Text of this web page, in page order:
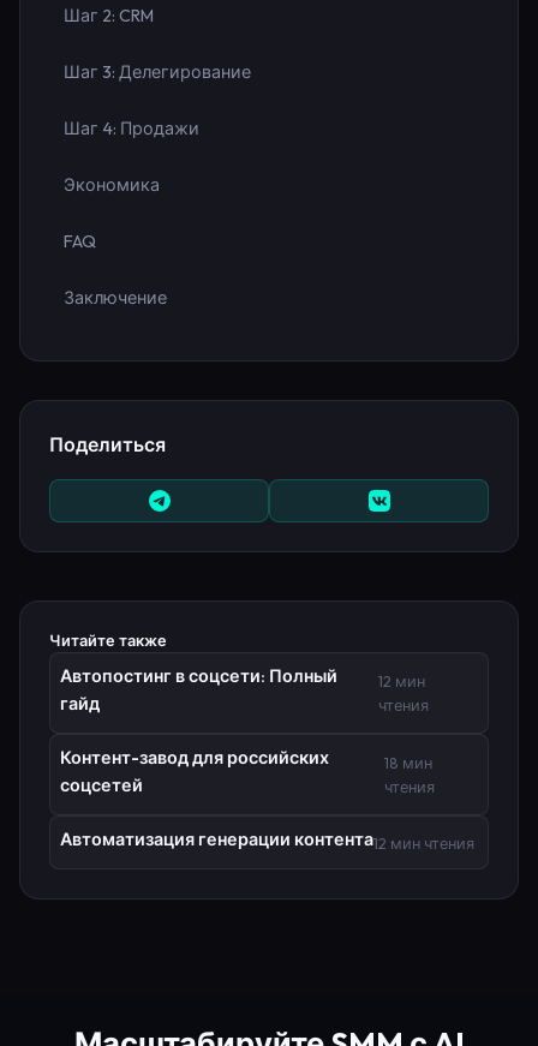
Шаг 2: CRM
Шаг 3: Делегирование
Шаг 4: Продажи
Экономика
FAQ
Заключение
Поделиться
Читайте также
Автопостинг в соцсети: Полный
гайд
12 мин
чтения
Контент-завод для российских
соцсетей
18 мин
чтения
Автоматизация генерации контента12 мин чтения